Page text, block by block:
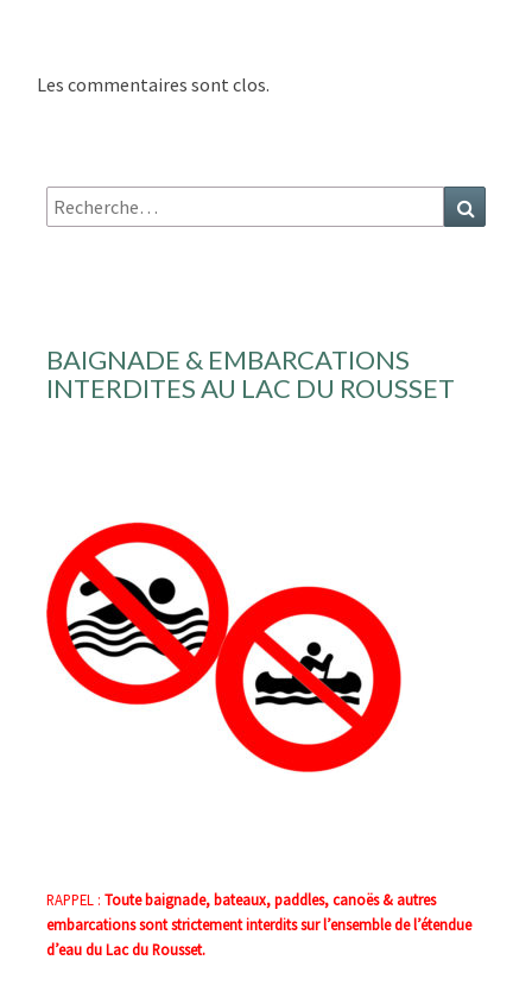
Les commentaires sont clos.
Recherche
:
BAIGNADE & EMBARCATIONS
INTERDITES AU LAC DU ROUSSET
RAPPEL : Toute baignade, bateaux, paddles, canoës & autres
embarcations sont strictement interdits sur l’ensemble de l’étendue
d’eau du Lac du Rousset.